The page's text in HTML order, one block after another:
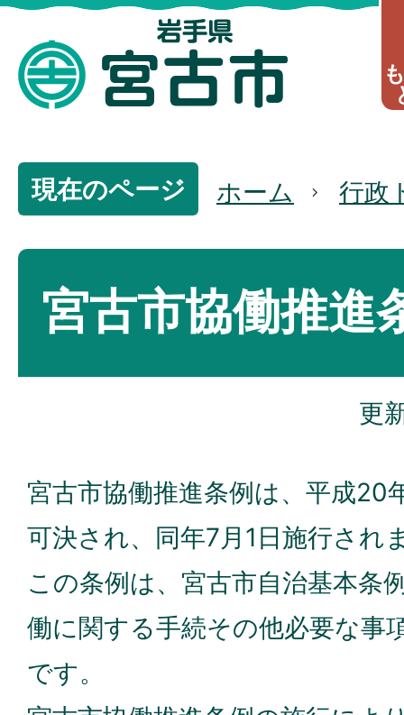
現在のページ ホーム 行政
宮古市協働推進
更
宮古市協働推進条例は、平成20
可決され、同年7月1日施行され
この条例は、宮古市自治基本条
働に関する手続その他必要な事
です。